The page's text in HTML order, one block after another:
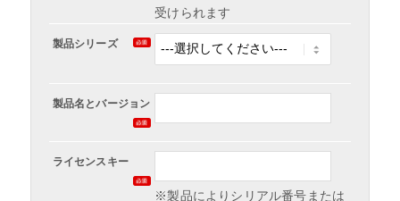
受けられます
製品シリーズ
製品名とバージョン
ライセンスキー
※製品によりシリアル番号または